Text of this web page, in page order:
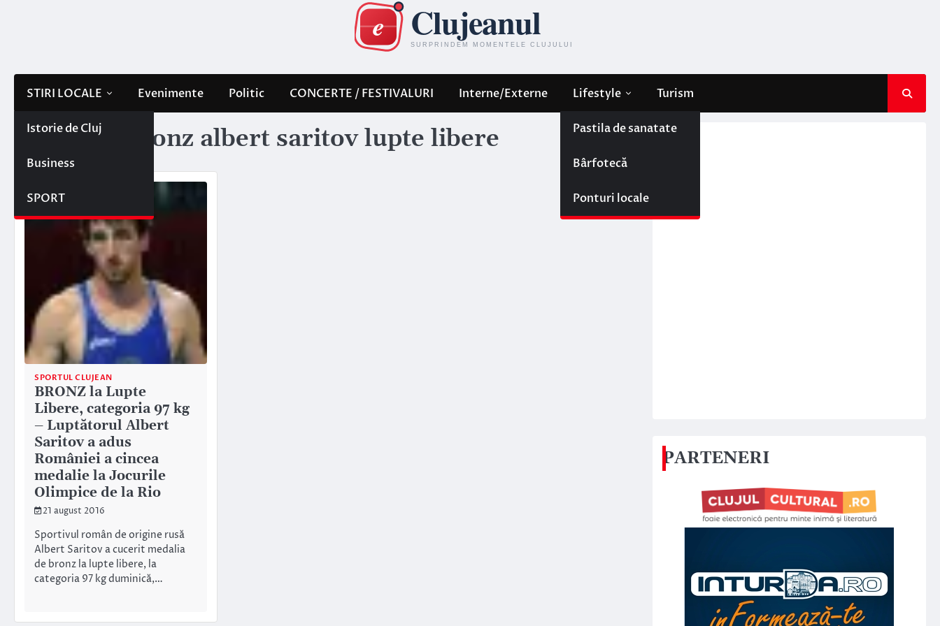
STIRI LOCALE
Istorie de Cluj
Business
SPORT
Evenimente Politic CONCERTE / FESTIVALURI Interne/Externe Lifestyle
Pastila de sanatate
Bârfotecă
Ponturi locale
Turism
Etichetă: bronz albert saritov lupte libere
SPORTUL CLUJEAN
BRONZ la Lupte
Libere, categoria 97 kg
– Luptătorul Albert
Saritov a adus
României a cincea
medalie la Jocurile
Olimpice de la Rio
21 august 2016
Sportivul român de origine rusă
Albert Saritov a cucerit medalia
de bronz la lupte libere, la
categoria 97 kg duminică,…
PARTENERI